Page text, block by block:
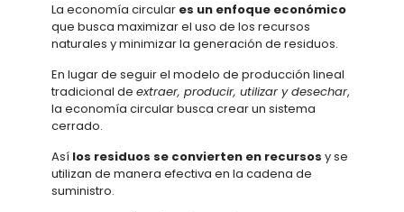
La economía circular es un enfoque económico
que busca maximizar el uso de los recursos
naturales y minimizar la generación de residuos.
En lugar de seguir el modelo de producción lineal
tradicional de extraer, producir, utilizar y desechar,
la economía circular busca crear un sistema
cerrado.
Asílos residuos se convierten en recursos y se
utilizan de manera efectiva en la cadena de
suministro.